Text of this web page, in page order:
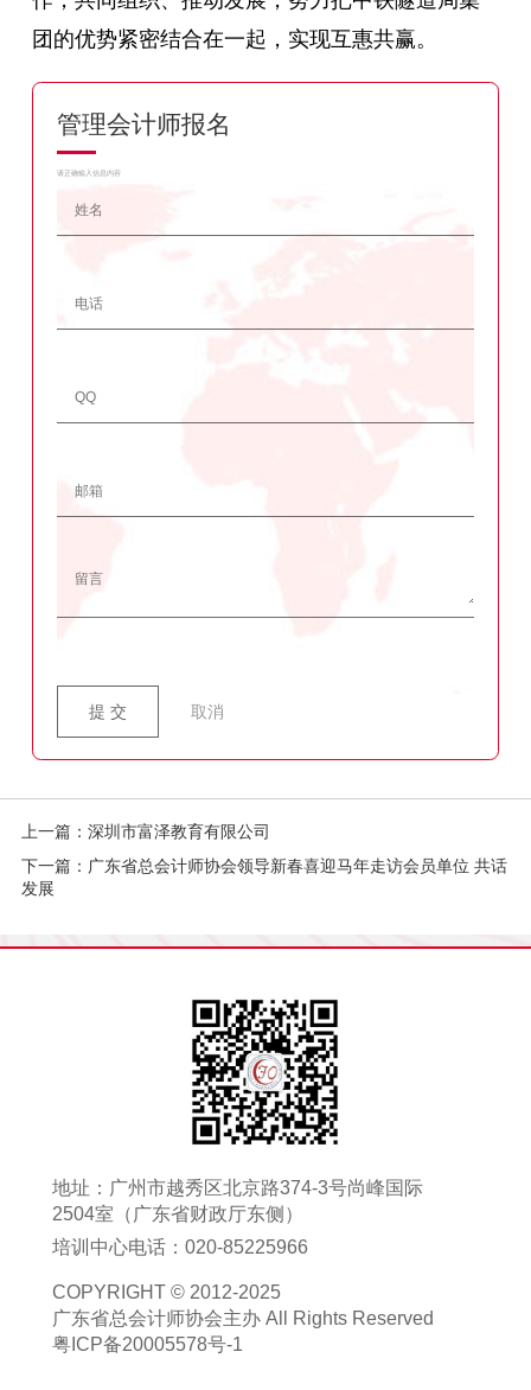
团的优势紧密结合在一起，实现互惠共赢。
管理会计师报名
请正确输入信息内容
提 交 取消
上一篇：深圳市富泽教育有限公司
下一篇：广东省总会计师协会领导新春喜迎马年走访会员单位 共话
发展
地址：广州市越秀区北京路374-3号尚峰国际
2504室（广东省财政厅东侧）
培训中心电话：020-85225966
COPYRIGHT © 2012-2025
广东省总会计师协会主办 All Rights Reserved
粤ICP备20005578号-1